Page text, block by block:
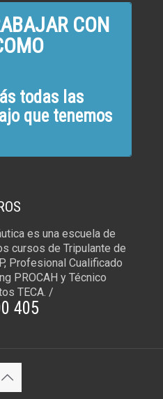
CON
todas las
que tenemos
es una escuela de
cursos de Tripulante de
Profesional Cualificado
PROCAH y Técnico
TECA. /
405